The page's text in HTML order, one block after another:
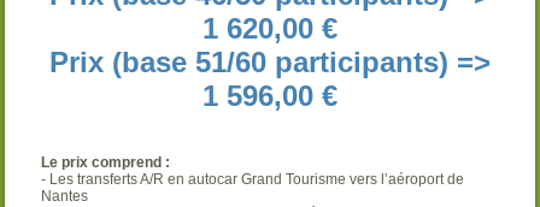
1 620,00 €
Prix (base 51/60 participants) =>
1 596,00 €
Le prix comprend :
- Les transferts A/R en autocar Grand Tourisme vers l’aéroport de
Nantes